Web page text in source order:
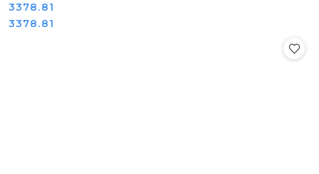
Cena:
3378.81
Cena:
3378.81